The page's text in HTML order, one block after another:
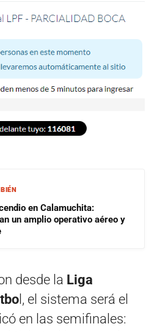
en Calamuchita:
un amplio operativo aéreo y
desde la Liga
l, el sistema será el
en las semifinales: